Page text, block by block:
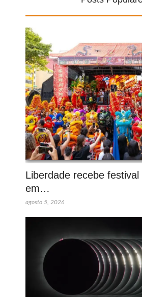
Liberdade recebe
em…
agosto 5, 2026